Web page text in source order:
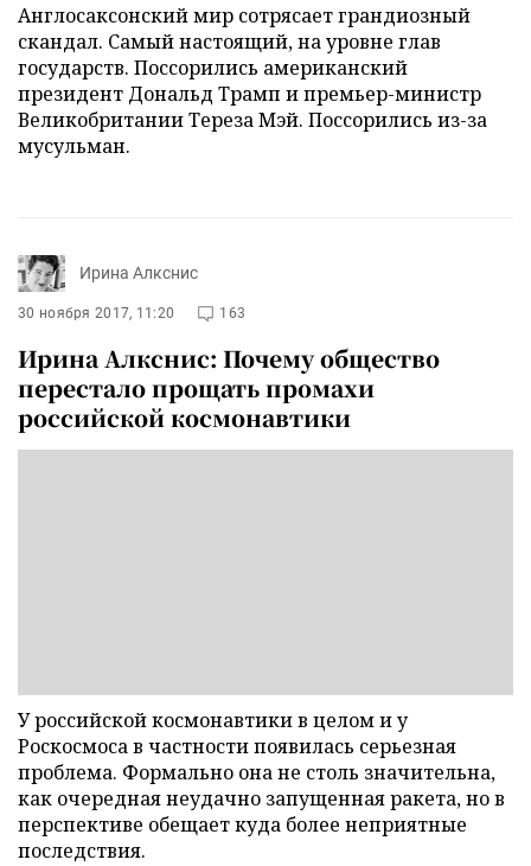
Англосаксонский мир сотрясает грандиозный
скандал. Самый настоящий, на уровне глав
государств. Поссорились американский
президент Дональд Трамп и премьер-министр
Великобритании Тереза Мэй. Поссорились из-за
мусульман.
Ирина Алкснис
30 ноября 2017, 11:20 163
Ирина Алкснис: Почему общество
перестало прощать промахи
российской космонавтики
У российской космонавтики в целом и у
Роскосмоса в частности появилась серьезная
проблема. Формально она не столь значительна,
как очередная неудачно запущенная ракета, но в
перспективе обещает куда более неприятные
последствия.